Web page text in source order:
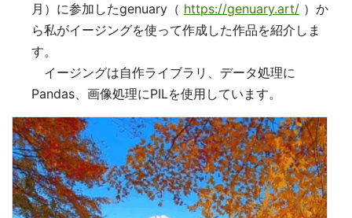
月）に参加したgenuary（ https://genuary.art/ ）か
ら私がイージングを使って作成した作品を紹介しま
す。
イージングは自作ライブラリ、データ処理に
Pandas、画像処理にPILを使用しています。